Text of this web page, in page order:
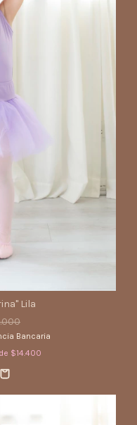
Lila
Bancaria
$14.400